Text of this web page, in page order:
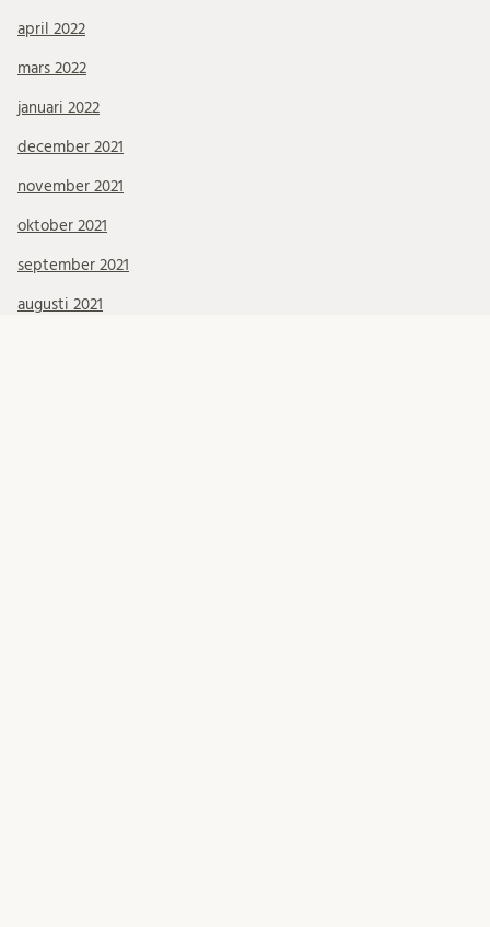
april 2022
mars 2022
januari 2022
december 2021
november 2021
oktober 2021
september 2021
augusti 2021